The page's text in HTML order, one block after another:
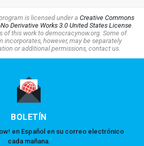
is licensed under a Creative Commons
Derivative Works 3.0 United States License.
of this work to democracynow.org. Some of
incorporates, however, may be separately
or additional permissions, contact us.
BOLETÍN
en Español en su correo electrónico
cada mañana.